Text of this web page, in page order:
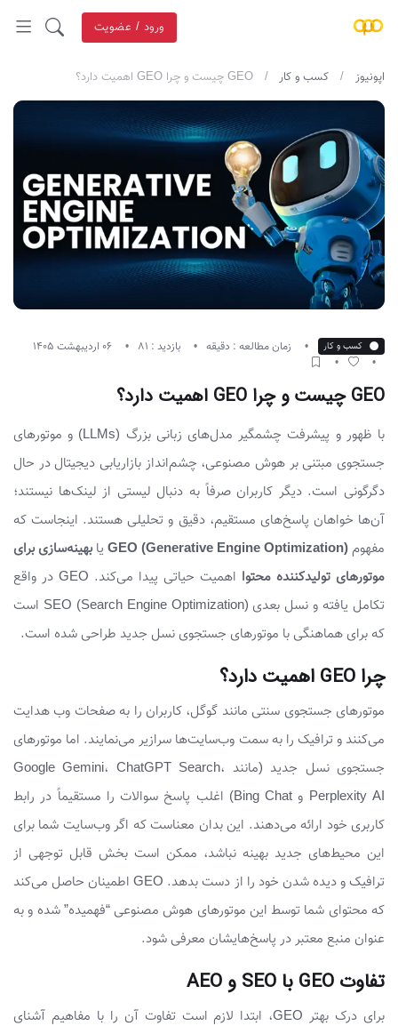
ورود / عضویت
اپونیوز کسب و کار GEO چیست و چرا GEO اهمیت دارد؟
کسب و کار زمان مطالعه : دقیقه بازدید : 81 06 اردیبهشت 1405
GEO چیست و چرا GEO اهمیت دارد؟
با ظهور و پیشرفت چشمگیر مدل‌های زبانی بزرگ (LLMs) و موتورهای
جستجوی مبتنی بر هوش مصنوعی، چشم‌انداز بازاریابی دیجیتال در حال
دگرگونی است. دیگر کاربران صرفاً به دنبال لیستی از لینک‌ها نیستند؛
آن‌ها خواهان پاسخ‌های مستقیم، دقیق و تحلیلی هستند. اینجاست که
مفهومGEO (Generative Engine Optimization) یا بهینه‌سازی برای
موتورهای تولیدکننده محتوا
اهمیت حیاتی پیدا می‌کند. GEO در واقع
تکامل یافته و نسل بعدی SEO (Search Engine Optimization) است
که برای هماهنگی با موتورهای جستجوی نسل جدید طراحی شده است.
چرا GEO اهمیت دارد؟
موتورهای جستجوی سنتی مانند گوگل، کاربران را به صفحات وب هدایت
می‌کنند و ترافیک را به سمت وب‌سایت‌ها سرازیر می‌نمایند. اما موتورهای
جستجوی نسل جدید (مانند Google Gemini، ChatGPT Search،
Perplexity AI و Bing Chat) اغلب پاسخ سوالات را مستقیماً در رابط
کاربری خود ارائه می‌دهند. این بدان معناست که اگر وب‌سایت شما برای
این محیط‌های جدید بهینه نباشد، ممکن است بخش قابل توجهی از
ترافیک و دیده شدن خود را از دست بدهد. GEO اطمینان حاصل می‌کند
که محتوای شما توسط این موتورهای هوش مصنوعی “فهمیده” شده و به
عنوان منبع معتبر در پاسخ‌هایشان معرفی شود.
تفاوت GEO با SEO و AEO
برای درک بهتر GEO، ابتدا لازم است تفاوت آن را با مفاهیم آشنای